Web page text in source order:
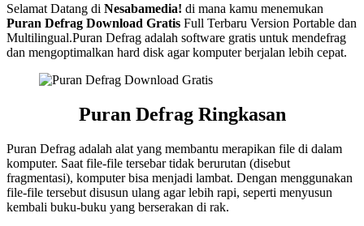
Selamat Datang di Nesabamedia! di mana kamu menemukan
Puran Defrag Download Gratis Full Terbaru Version Portable dan
Multilingual.Puran Defrag adalah software gratis untuk mendefrag
dan mengoptimalkan hard disk agar komputer berjalan lebih cepat.
Puran Defrag Ringkasan
Puran Defrag adalah alat yang membantu merapikan file di dalam
komputer. Saat file-file tersebar tidak berurutan (disebut
fragmentasi), komputer bisa menjadi lambat. Dengan menggunakan
file-file tersebut disusun ulang agar lebih rapi, seperti menyusun
kembali buku-buku yang berserakan di rak.